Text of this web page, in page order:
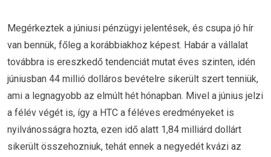
Megérkeztek a júniusi pénzügyi jelentések, és csupa jó hír
van bennük, főleg a korábbiakhoz képest. Habár a vállalat
továbbra is ereszkedő tendenciát mutat éves szinten, idén
júniusban 44 millió dolláros bevételre sikerült szert tenniük,
ami a legnagyobb az elmúlt hét hónapban. Mivel a június jelzi
a félév végét is, így a HTC a féléves eredményeket is
nyilvánosságra hozta, ezen idő alatt 1,84 milliárd dollárt
sikerült összehozniuk, tehát ennek a negyedét kvázi az